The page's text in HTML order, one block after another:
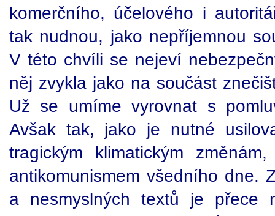
komerčního, účelového i
tak nudnou, jako nepříjemnou
V této chvíli se nejeví
něj zvykla jako na součást
Už se umíme vyrovnat s
Avšak tak, jako je nutné
tragickým klimatickým
antikomunismem všedního dne.
a nesmyslných textů je přece